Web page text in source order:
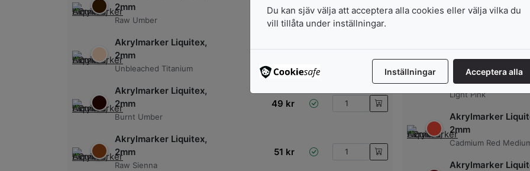
2mm
Raw Umber
51kr
Akrylmarker Liquitex,
2mm
Unbleached Titanium
Akrylmarker Liquitex,
2mm
Burnt Umber
49 kr
Akrylmarker Liquitex,
2mm
Raw Sienna
51 kr
Akrylmarker
2mm
Light Pink
Akrylmarker
2mm
Cadmium Red
Akrylmarker
Du kan sjäv välja att acceptera alla cookies eller välja vilka du
vill tillåta under inställningar.
Inställningar Acceptera alla